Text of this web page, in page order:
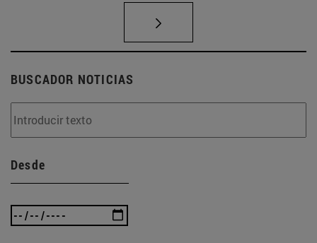
BUSCADOR NOTICIAS
Desde